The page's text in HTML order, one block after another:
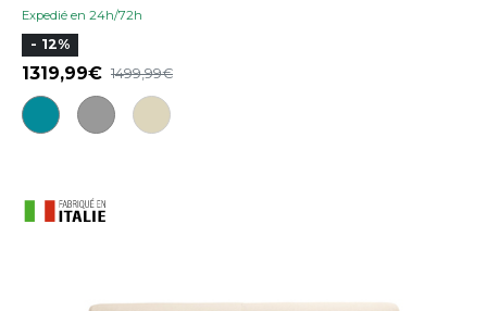
Expedié en 24h/72h
- 12%
1319,99 1499,99